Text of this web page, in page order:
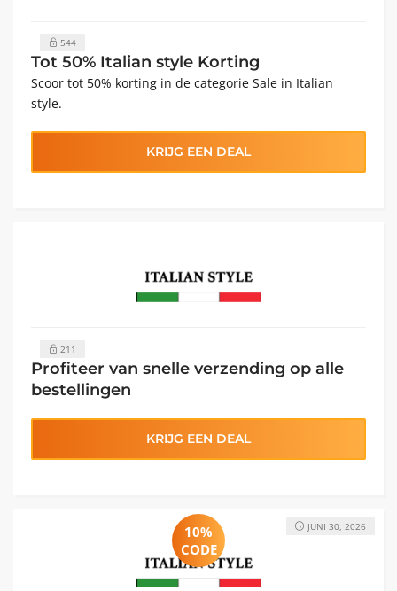
544
Tot 50% Italian style Korting
Scoor tot 50% korting in de categorie Sale in Italian
style.
KRIJG EEN DEAL
211
Profiteer van snelle verzending op alle
bestellingen
KRIJG EEN DEAL
10%
CODE
JUNI 30, 2026